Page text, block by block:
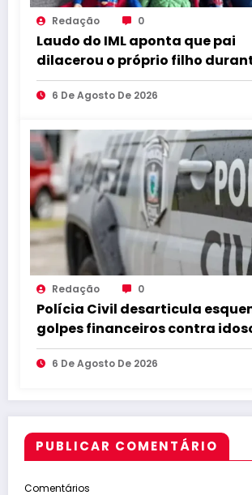
Redação 0
Laudo do IML aponta que pai
dilacerou o próprio filho
abuso
6 De Agosto De 2026
Redação 0
Polícia Civil desarticula
golpes financeiros contra
Sapé
6 De Agosto De 2026
PUBLICAR COMENTÁRIO
Comentários